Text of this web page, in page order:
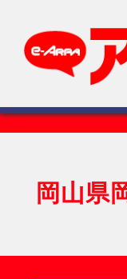
岡山県